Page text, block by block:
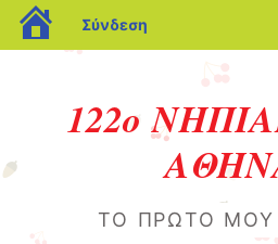
blogs.sch.gr
Σύνδεση
122ο
ΤΟ ΠΡΏΤΟ ΜΟΥ